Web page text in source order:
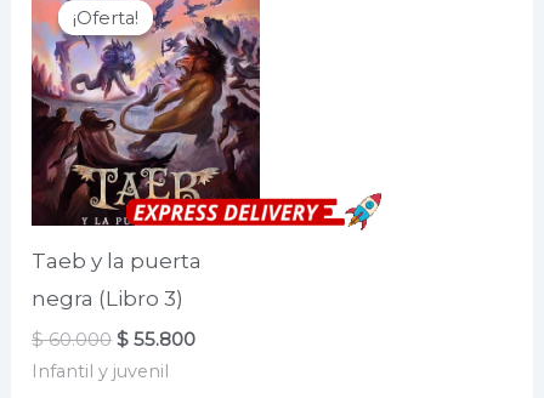
¡Oferta!
¡Oferta!
Taeb y la puerta
negra (Libro 3)
$60.000 El
precio
original
$ 55.800El
Infantil y juvenil